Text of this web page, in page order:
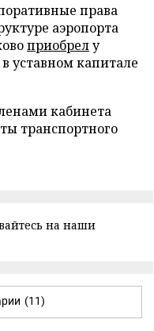
права
аэропорта
приобрелу
уставном капитале
кабинета
транспортного
на наши
(11)